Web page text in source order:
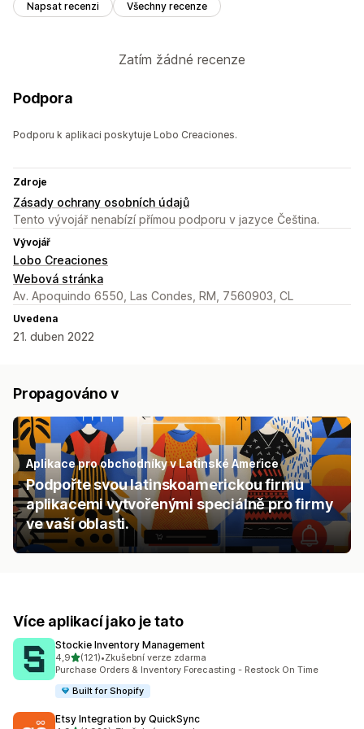
Napsat recenzi Všechny recenze
Zatím žádné recenze
Podpora
Podporu k aplikaci poskytuje Lobo Creaciones.
Zdroje
Zásady ochrany osobních údajů
Tento vývojář nenabízí přímou podporu v jazyce Čeština.
Vývojář
Lobo Creaciones
Webová stránka
Av. Apoquindo 6550, Las Condes, RM, 7560903, CL
Uvedena
21. duben 2022
Propagováno v
Aplikace pro obchodníky v Latinské Americe
Podpořte svou latinskoamerickou firmu
aplikacemi vytvořenými speciálně pro firmy
ve vaší oblasti.
Více aplikací jako je tato
Stockie Inventory Management
4,9z 5 hvězd
(121)
Celkový počet recenzí: 121
•Zkušební verze zdarma
Purchase Orders & Inventory Forecasting - Restock On Time
Built for Shopify
Etsy Integration by QuickSync